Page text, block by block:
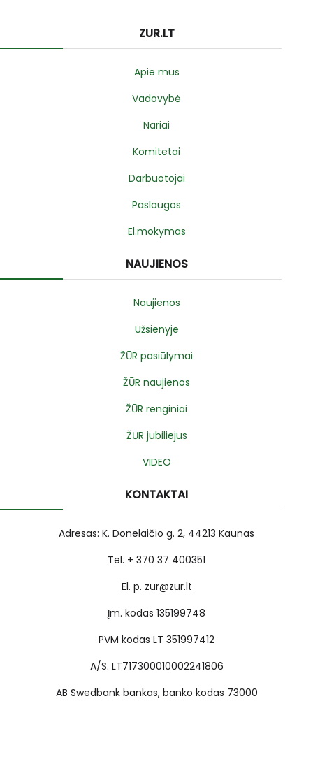
ZUR.LT
Apie mus
Vadovybė
Nariai
Komitetai
Darbuotojai
Paslaugos
El.mokymas
NAUJIENOS
Naujienos
Užsienyje
ŽŪR pasiūlymai
ŽŪR naujienos
ŽŪR renginiai
ŽŪR jubiliejus
VIDEO
KONTAKTAI
Adresas: K. Donelaičio g. 2, 44213 Kaunas
Tel. + 370 37 400351
El. p. zur@zur.lt
Įm. kodas 135199748
PVM kodas LT 351997412
A/S. LT717300010002241806
AB Swedbank bankas, banko kodas 73000